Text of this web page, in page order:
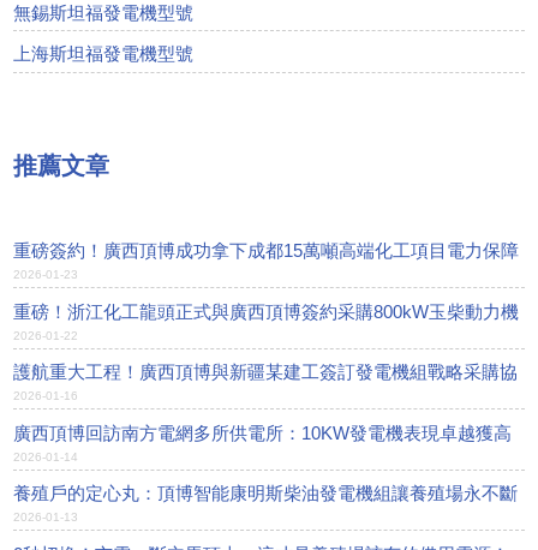
無錫斯坦福發電機型號
上海斯坦福發電機型號
推薦文章
重磅簽約！廣西頂博成功拿下成都15萬噸高端化工項目電力保障
2026-01-23
重磅！浙江化工龍頭正式與廣西頂博簽約采購800kW玉柴動力機
組！
2026-01-22
護航重大工程！廣西頂博與新疆某建工簽訂發電機組戰略采購協
議
2026-01-16
廣西頂博回訪南方電網多所供電所：10KW發電機表現卓越獲高
度贊譽
2026-01-14
養殖戶的定心丸：頂博智能康明斯柴油發電機組讓養殖場永不斷
電
2026-01-13